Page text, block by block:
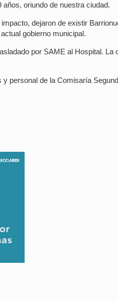
oriundo de nuestra ciudad.
dejaron de existir
gobierno municipal.
por SAME al Hospital.
y personal de la Comisaría